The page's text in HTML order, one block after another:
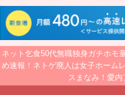
ネット乞食50代無職独身ガチホモ
め速報！ネトゲ廃人は女子ホーム
スまなみ！愛内